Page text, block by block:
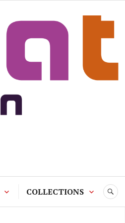
COLLECTIONS